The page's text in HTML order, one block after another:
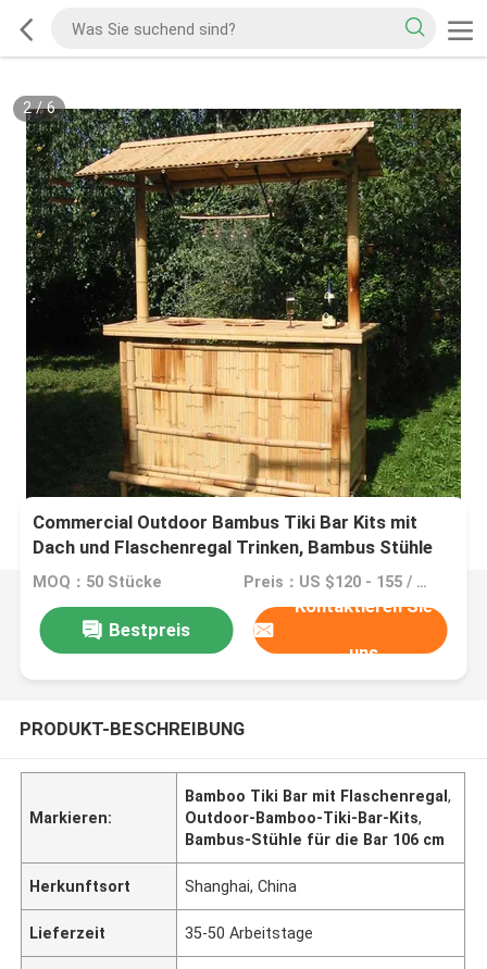
2/6
Commercial Outdoor Bambus Tiki Bar Kits mit
Dach und Flaschenregal Trinken, Bambus Stühle
mit Rückenstütze
MOQ：50 Stücke Preis：US $120 - 155 / Pieces
Bestpreis
Kontaktieren Sie
uns
PRODUKT-BESCHREIBUNG
Markieren:
Bamboo Tiki Bar mit Flaschenregal,
Outdoor-Bamboo-Tiki-Bar-Kits,
Bambus-Stühle für die Bar 106 cm
Herkunftsort Shanghai, China
Lieferzeit 35-50 Arbeitstage